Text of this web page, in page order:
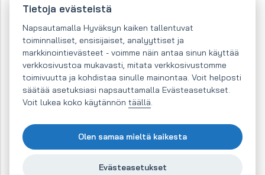
YLÄPUOLELLE
Magneettilevyä kuljettimen yläpuolella
käytetään pienen määrän metallisia
magneettisia epäpuhtauksia erotteluun
kuljetinhihnalla kuljetettavista helposti
läpäisevistä seoksista. Täyden toimintakyvyn
säilyttämiseksi on levy puhdistettava joka
päivä.
Tietoja evästeistä
Napsautamalla Hyväksyn kaiken tallentuvat
toiminnalliset, ensisijaiset, analyyttiset ja
markkinointievästeet - voimme näin antaa sinun käyttää
verkkosivustoa mukavasti, mitata verkkosivustomme
toimivuutta ja kohdistaa sinulle mainontaa. Voit helposti
säätää asetuksiasi napsauttamalla Evästeasetukset.
Voit lukea koko käytännöntäällä.
Olen samaa mieltä kaikesta
Evästeasetukset